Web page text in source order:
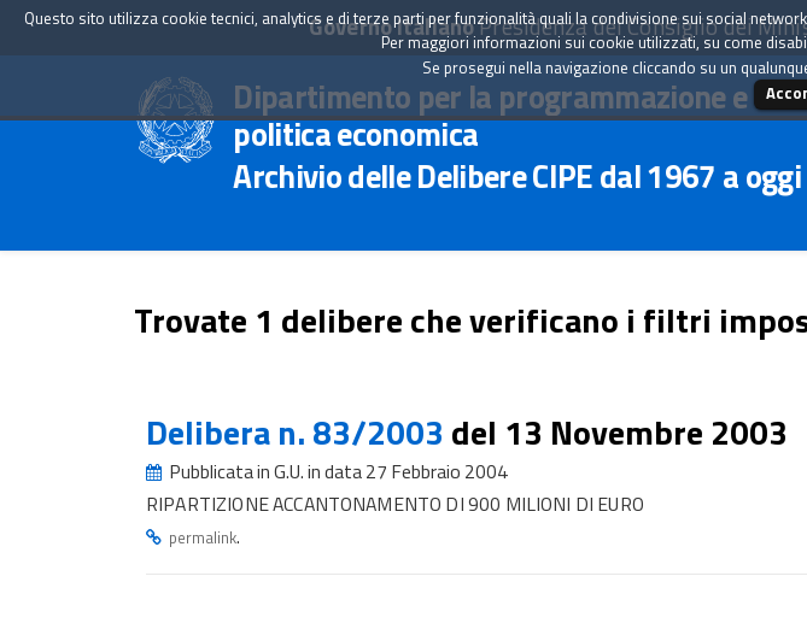
Governo ItalianoPresidenza del Consiglio dei
Dipartimento per la programmazione e il
politica economica
Archivio delle Delibere CIPE dal 1967 a oggi
Trovate 1 delibere che verificano i filtri
Delibera n. 83/2003 del 13 Novembre 2003
Pubblicata in G.U. in data 27 Febbraio 2004
RIPARTIZIONE ACCANTONAMENTO DI 900 MILIONI DI EURO
permalink.
Questo sito utilizza cookie tecnici, analytics e di terze parti per funzionalità quali la condivisione sui social
Per maggiori informazioni sui cookie utilizzati, su come
Se prosegui nella navigazione cliccando su un